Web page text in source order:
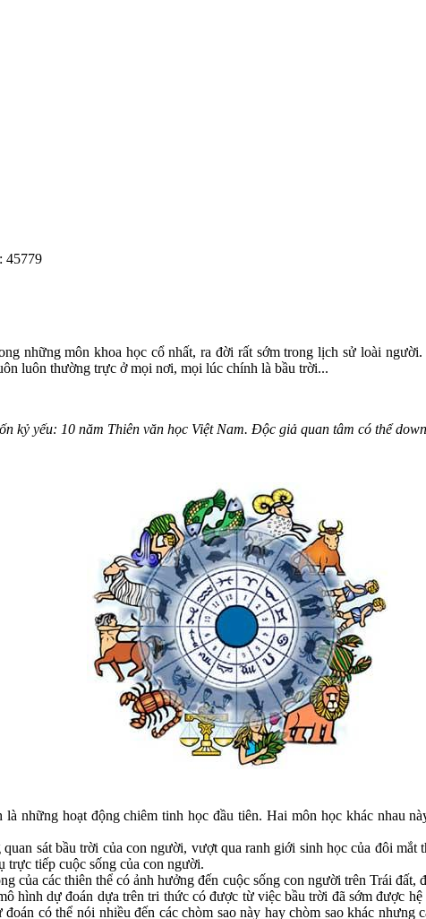
45779
những môn khoa học cổ nhất, ra đời rất sớm trong lịch sử loài
luôn thường trực ở mọi nơi, mọi lúc chính là bầu trời...
kỷ yếu: 10 năm Thiên văn học Việt Nam. Độc giả quan tâm có thể
những hoạt động chiêm tinh học đầu tiên. Hai môn học khác nhau
sát bầu trời của con người, vượt qua ranh giới sinh học của đôi
trực tiếp cuộc sống của con người.
của các thiên thể có ảnh hưởng đến cuộc sống con người trên Trái
hình dự đoán dựa trên tri thức có được từ việc bầu trời đã sớm được
có thể nói nhiều đến các chòm sao này hay chòm sao khác nhưng